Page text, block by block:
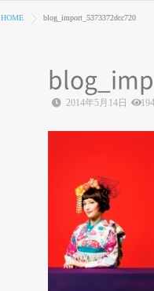
HOME blog_import_5373372dcc720
2014年5月14日